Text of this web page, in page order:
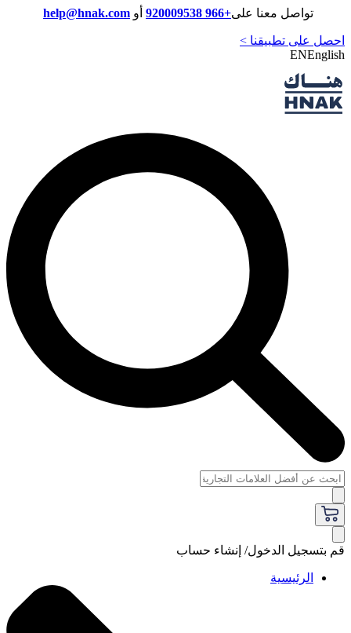
تواصل معنا على+966 920009538 أو help@hnak.com
احصل على تطبيقنا >
ENEnglish
قم بتسجيل الدخول/ إنشاء حساب
الرئيسية